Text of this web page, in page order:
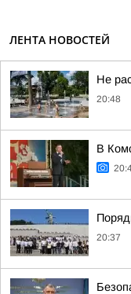
ЛЕНТА НОВОСТЕЙ
Не
20:48
В
20:37